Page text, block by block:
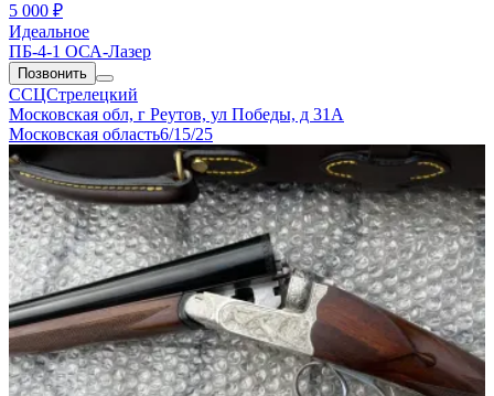
5 000 ₽
Идеальное
ПБ-4-1 ОСА-Лазер
Позвонить
ССЦСтрелецкий
Московская обл, г Реутов, ул Победы, д 31А
Московская область6/15/25